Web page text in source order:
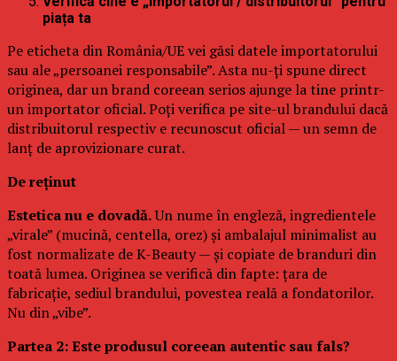
piața ta
Pe eticheta din România/UE vei găsi datele importatorului
sau ale „persoanei responsabile”. Asta nu-ți spune direct
originea, dar un brand coreean serios ajunge la tine printr-
un importator oficial. Poți verifica pe site-ul brandului dacă
distribuitorul respectiv e recunoscut oficial — un semn de
lanț de aprovizionare curat.
De reținut
Estetica nu e dovadă.Un nume în engleză, ingredientele
„virale” (mucină, centella, orez) și ambalajul minimalist au
fost normalizate de K-Beauty — și copiate de branduri din
toată lumea. Originea se verifică din fapte: țara de
fabricație, sediul brandului, povestea reală a fondatorilor.
Nu din „vibe”.
Partea 2: Este produsul coreean autentic sau fals?